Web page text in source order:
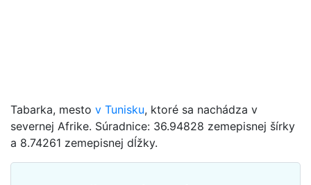
Tabarka, mesto v Tunisku, ktoré sa nachádza v
severnej Afrike. Súradnice: 36.94828 zemepisnej šírky
a 8.74261 zemepisnej dĺžky.